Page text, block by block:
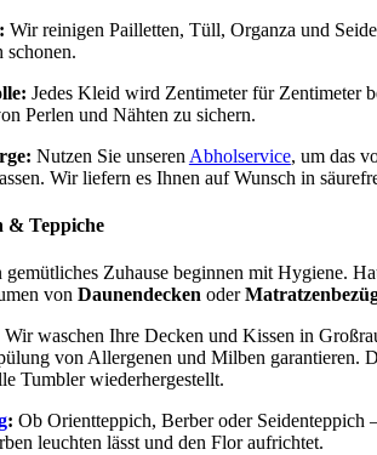
Wir reinigen Pailletten, Tüll, Organza und
schonen.
Jedes Kleid wird Zentimeter für Zentimeter
Perlen und Nähten zu sichern.
Nutzen Sie unseren Abholservice, um das
Wir liefern es Ihnen auf Wunsch in
& Teppiche
Zuhause beginnen mit Hygiene.
von Daunendecken oder
Wir waschen Ihre Decken und Kissen in
von Allergenen und Milben garantieren.
Tumbler wiederhergestellt.
: Ob Orientteppich, Berber oder Seidenteppich
leuchten lässt und den Flor aufrichtet.